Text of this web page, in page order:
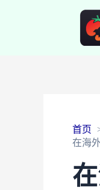
首页
在海